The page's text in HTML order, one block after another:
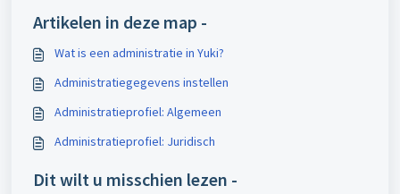
Artikelen in deze map -
Wat is een administratie in Yuki?
Administratiegegevens instellen
Administratieprofiel: Algemeen
Administratieprofiel: Juridisch
Dit wilt u misschien lezen -